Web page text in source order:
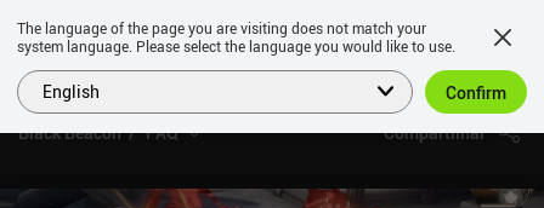
Black Beacon FAQ Compartilhar
The language of the page you are visiting does not match your
system language. Please select the language you would like to use.
English Confirm